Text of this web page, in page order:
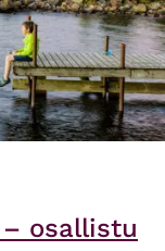
osallistu